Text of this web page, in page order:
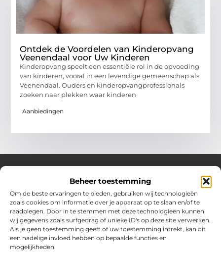
Beheer toestemming
Om de beste ervaringen te bieden, gebruiken wij technologieën
zoals cookies om informatie over je apparaat op te slaan en/of te
raadplegen. Door in te stemmen met deze technologieën kunnen
wij gegevens zoals surfgedrag of unieke ID's op deze site verwerken.
Als je geen toestemming geeft of uw toestemming intrekt, kan dit
een nadelige invloed hebben op bepaalde functies en
mogelijkheden.
Ontdek de Voordelen van Kinderopvang
Veenendaal voor Uw Kinderen
Kinderopvang speelt een essentiële rol in de opvoeding
van kinderen, vooral in een levendige gemeenschap als
Veenendaal. Ouders en kinderopvangprofessionals
zoeken naar plekken waar kinderen
Aanbiedingen
Over Hotspotmagazine
Jouw bron voor inspiratie en handige tips voor het
dagelijks leven.
Verken een uitgebreide selectie blogs en artikelen
boordevol praktische adviezen en verrassende inzichten
om het beste uit elke dag te halen.